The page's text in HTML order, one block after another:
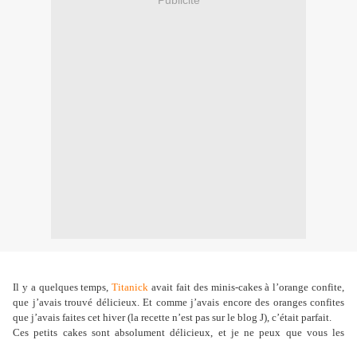
Il y a quelques temps,Titanick avait fait des minis-cakes à l’orange confite,
que j’avais trouvé délicieux. Et comme j’avais encore des oranges confites
que j’avais faites cet hiver (la recette n’est pas sur le blog J), c’était parfait.
Ces petits cakes sont absolument délicieux, et je ne peux que vous les